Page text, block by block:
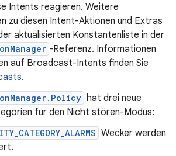
Intents reagieren. Weitere
zu diesen Intent-Aktionen und Extras
aktualisierten Konstantenliste in der
-Referenz. Informationen
auf Broadcast-Intents finden Sie
.
hat drei neue
für den Nicht stören-Modus:
Wecker werden